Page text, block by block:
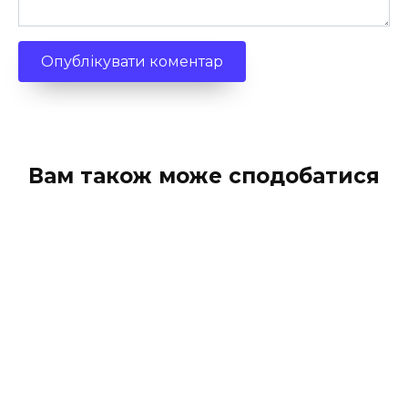
Вам також може сподобатися